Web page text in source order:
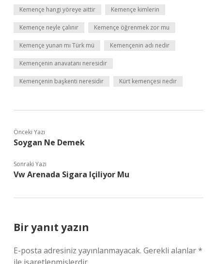
Kemençe hangi yöreye aittir Kemençe kimlerin
Kemençe neyle çalınır Kemençe öğrenmek zor mu
Kemençe yunan mı Türk mü Kemençenin adı nedir
Kemençenin anavatanı neresidir
Kemençenin başkenti neresidir Kürt kemençesi nedir
Önceki Yazı
Soygan Ne Demek
Sonraki Yazı
Vw Arenada Sigara Içiliyor Mu
Bir yanıt yazın
E-posta adresiniz yayınlanmayacak. Gerekli alanlar*